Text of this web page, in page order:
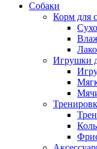
Собаки
Корм для
Игрушки